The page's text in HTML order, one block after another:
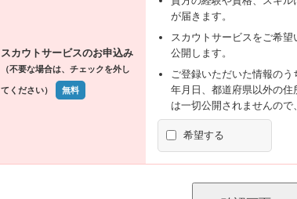
スカウトサービスのお申込み
（不要な場合は、チェックを外し
てください） 無料
が届きます。
スカウトサービスをご希
公開します。
ご登録いただいた情報の
年月日、都道府県以外の
は一切公開されませんので
希望する